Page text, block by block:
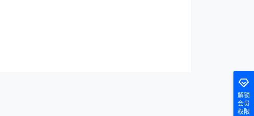
解锁
会员
权限